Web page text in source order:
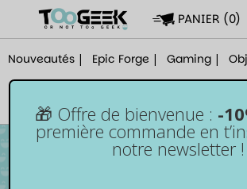
PANIER (0)
Nouveautés Epic Forge Gaming
🎁 Offre de bienvenue : -
première commande en
notre newsletter !